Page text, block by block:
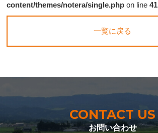
content/themes/notera/single.php on line41
一覧に戻る
CONTACT US
お問い合わせ